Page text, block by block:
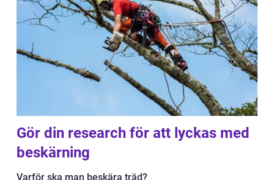
Gör din research för att lyckas med
beskärning
Varför ska man beskära träd?